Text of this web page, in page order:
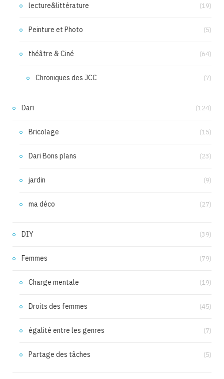
lecture&littérature (19)
Peinture et Photo (5)
théâtre & Ciné (64)
Chroniques des JCC (7)
Dari (124)
Bricolage (15)
Dari Bons plans (23)
jardin (9)
ma déco (27)
DIY (39)
Femmes (79)
Charge mentale (19)
Droits des femmes (45)
égalité entre les genres (7)
Partage des tâches (5)